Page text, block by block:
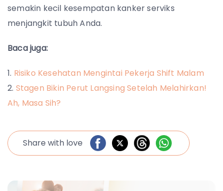
semakin kecil kesempatan kanker serviks
menjangkit tubuh Anda.
Baca juga:
Risiko Kesehatan Mengintai Pekerja Shift Malam
Stagen Bikin Perut Langsing Setelah Melahirkan!
Ah, Masa Sih?
Share with love